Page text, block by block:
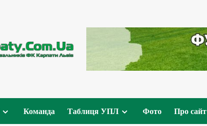
Команда Таблиця УПЛ Фото Про сайт